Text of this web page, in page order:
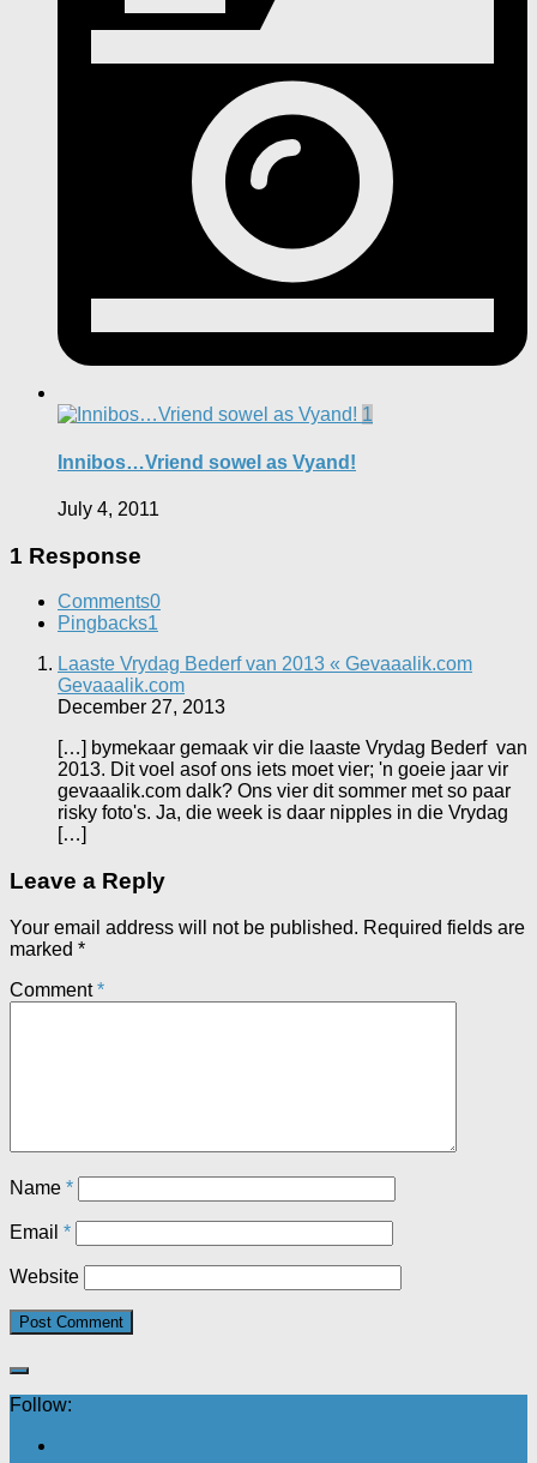
1
Innibos…Vriend sowel as Vyand!
July 4, 2011
1 Response
Comments0
Pingbacks1
Laaste Vrydag Bederf van 2013 « Gevaaalik.com
Gevaaalik.com
December 27, 2013
[…] bymekaar gemaak vir die laaste Vrydag Bederf van
2013. Dit voel asof ons iets moet vier; 'n goeie jaar vir
gevaaalik.com dalk? Ons vier dit sommer met so paar
risky foto's. Ja, die week is daar nipples in die Vrydag
[…]
Leave a Reply
Your email address will not be published. Required fields are
marked *
Comment*
Name *
Email *
Website
Follow: